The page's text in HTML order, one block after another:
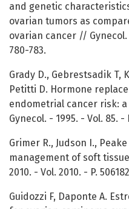
and genetic
ovarian tumors as
ovarian cancer // Gynecol.
780-783.
Grady D., Gebrestsadik T,
Petitti D. Hormone
endometrial cancer risk:
Gynecol. - 1995. - Vol. 85. -
Grimer R., Judson I.,
management of soft
2010. - Vol. 2010. - P.
Guidozzi F, Daponte A.